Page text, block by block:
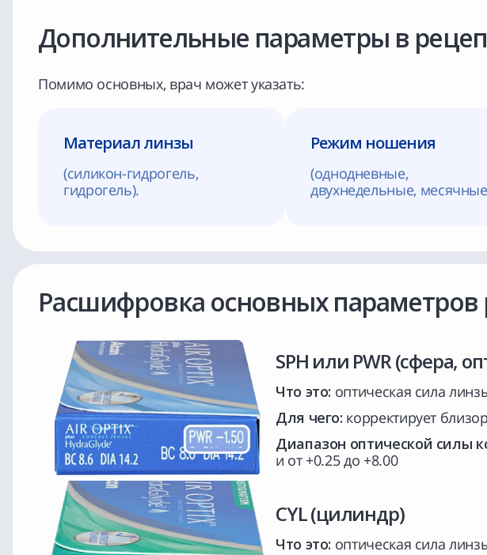
Дополнительные параметры в
Помимо основных, врач может указать:
Материал линзы
(силикон-гидрогель,
гидрогель).
Режим ношения
(однодневные,
двухнедельные,
Расшифровка основных
SPH или PWR(сфера,
Что это: оптическая сила
Для чего: корректирует
Диапазон оптической силы
и от +0.25 до +8.00
CYL (цилиндр)
Что это: оптическая сила